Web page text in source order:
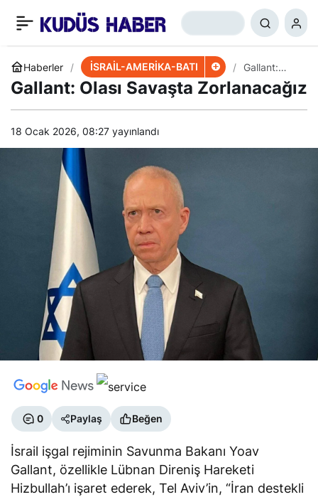
Haberler İSRAİL-AMERİKA-BATI
Gallant:
Savaşta
Gallant: Olası Savaşta Zorlanacağız
18 Ocak 2026, 08:27 yayınlandı
0 Paylaş Beğen
İsrail işgal rejiminin Savunma Bakanı Yoav
Gallant, özellikle Lübnan Direniş Hareketi
Hizbullah’ı işaret ederek, Tel Aviv’in, “İran destekli
İsrail Medyası: İran’a
Karşı Yalnız Kaldık
+ 0 Paylaş